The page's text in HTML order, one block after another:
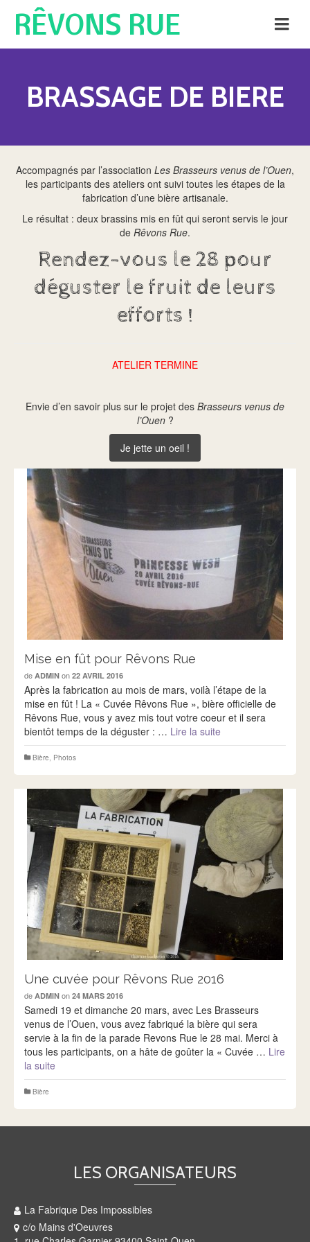
RÊVONS RUE
BRASSAGE DE BIERE
Accompagnés par l’association Les Brasseurs venus de l’Ouen,
les participants des ateliers ont suivi toutes les étapes de la
fabrication d’une bière artisanale.
Le résultat : deux brassins mis en fût qui seront servis le jour
de Rêvons Rue.
Rendez-vous le 28 pour
déguster le fruit de leurs
efforts !
ATELIER TERMINE
Envie d’en savoir plus sur le projet des Brasseurs venus de
l’Ouen?
Je jette un oeil !
Mise en fût pour Rêvons Rue
de ADMIN on 22 AVRIL 2016
Après la fabrication au mois de mars, voilà l’étape de la
mise en fût ! La « Cuvée Rêvons Rue », bière officielle de
Rêvons Rue, vous y avez mis tout votre coeur et il sera
bientôt temps de la déguster : … Lire la suite
Bière, Photos
Une cuvée pour Rêvons Rue 2016
de ADMIN on 24 MARS 2016
Samedi 19 et dimanche 20 mars, avec Les Brasseurs
venus de l’Ouen, vous avez fabriqué la bière qui sera
servie à la fin de la parade Revons Rue le 28 mai. Merci à
tous les participants, on a hâte de goûter la « Cuvée … Lire
la suite
Bière
LES ORGANISATEURS
La Fabrique Des Impossibles
c/o Mains d'Oeuvres